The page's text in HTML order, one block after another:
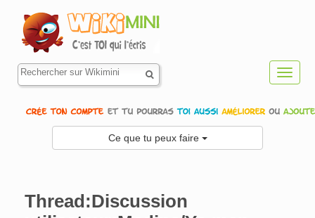
Ce que tu peux faire
Thread:Discussion